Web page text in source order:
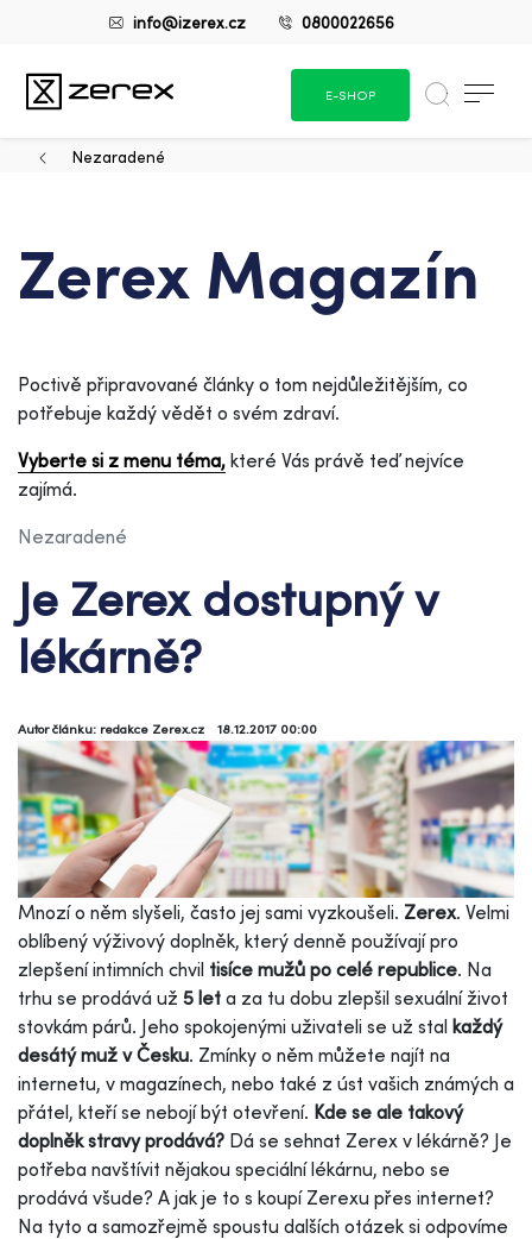
info@izerex.cz 0800022656
E-SHOP
Nezaradené
Zerex Magazín
Poctivě připravované články o tom nejdůležitějším, co
potřebuje každý vědět o svém zdraví.
Vyberte si z menu téma, které Vás právě teď nejvíce
zajímá.
Nezaradené
Je Zerex dostupný v
lékárně?
Autor článku: redakce Zerex.cz 18.12.2017 00:00
Mnozí o něm slyšeli, často jej sami vyzkoušeli. Zerex. Velmi
oblíbený výživový doplněk, který denně používají pro
zlepšení intimních chvil tisíce mužů po celé republice. Na
trhu se prodává už 5 let a za tu dobu zlepšil sexuální život
stovkám párů. Jeho spokojenými uživateli se už stal každý
desátý muž v Česku. Zmínky o něm můžete najít na
internetu, v magazínech, nebo také z úst vašich známých a
přátel, kteří se nebojí být otevření. Kde se ale takový
doplněk stravy prodává? Dá se sehnat Zerex v lékárně? Je
potřeba navštívit nějakou speciální lékárnu, nebo se
prodává všude? A jak je to s koupí Zerexu přes internet?
Na tyto a samozřejmě spoustu dalších otázek si odpovíme